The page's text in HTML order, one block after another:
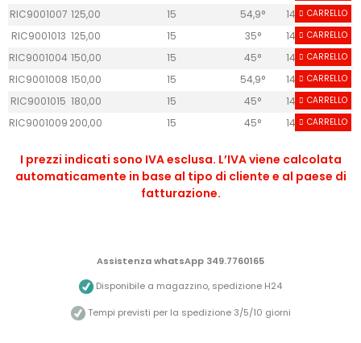
RIC9001007 125,00 15 54,9° 14 0
CARRELLO
RIC9001013 125,00 15 35° 14 10+
CARRELLO
RIC9001004 150,00 15 45° 14 0
CARRELLO
RIC9001008 150,00 15 54,9° 14 0
CARRELLO
RIC9001015 180,00 15 45° 14 0
CARRELLO
RIC9001009 200,00 15 45° 14 0
CARRELLO
I prezzi indicati sono IVA esclusa. L’IVA viene calcolata
automaticamente in base al tipo di cliente e al paese di
fatturazione.
Assistenza whatsApp 349.7760165
Disponibile a magazzino, spedizione H24
Tempi previsti per la spedizione 3/5/10 giorni